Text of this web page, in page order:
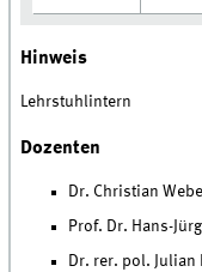
Hinweis
Lehrstuhlintern
Dozenten
Dr. Christian
Prof. Dr. Hans-
Dr. rer. pol.